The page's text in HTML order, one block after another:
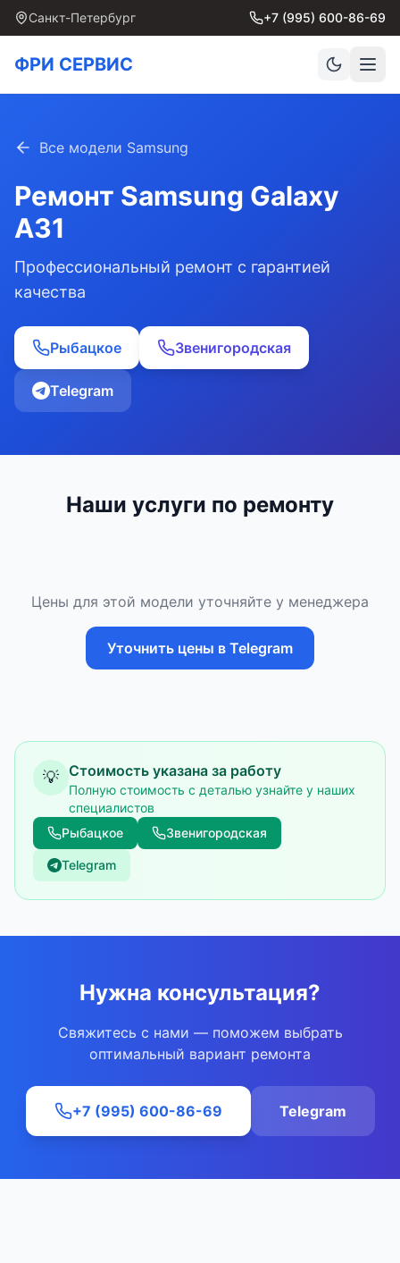
Санкт-Петербург +7 (995) 600-86-69
ФРИ СЕРВИС
Все модели Samsung
Ремонт Samsung Galaxy
A31
Профессиональный ремонт с гарантией
качества
Рыбацкое Звенигородская
Telegram
Наши услуги по ремонту
Цены для этой модели уточняйте у менеджера
Уточнить цены в Telegram
💡 Стоимость указана за работу
Полную стоимость с деталью узнайте у наших
специалистов
Рыбацкое
Звенигородская
Telegram
Нужна консультация?
Свяжитесь с нами — поможем выбрать
оптимальный вариант ремонта
+7 (995) 600-86-69 Telegram